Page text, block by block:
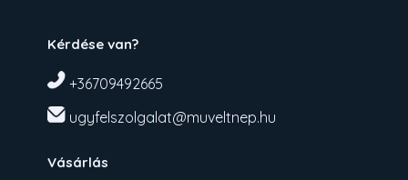
Kérdése van?
+36709492665
ugyfelszolgalat@muveltnep.hu
Vásárlás